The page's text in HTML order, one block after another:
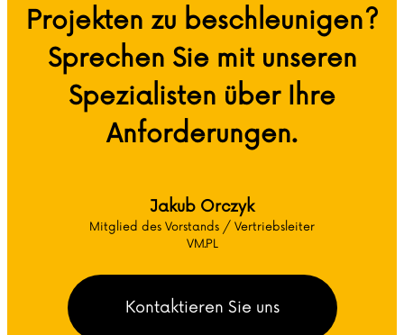
Projekten zu beschleunigen?
Sprechen Sie mit unseren
Spezialisten über Ihre
Anforderungen.
Jakub Orczyk
Mitglied des Vorstands / Vertriebsleiter
VM.PL
Kontaktieren Sie uns